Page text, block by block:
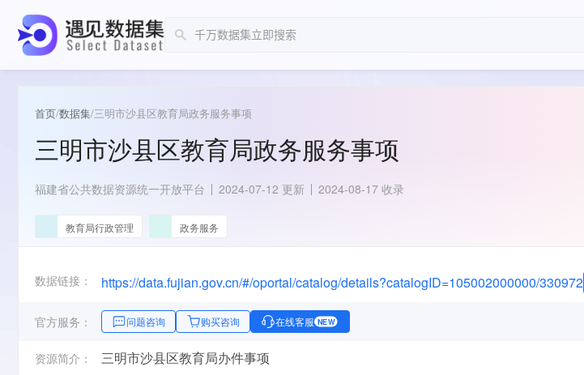
首页/数据集/三明市沙县区教育局政务服务事项
三明市沙县区教育局政务服务事项
福建省公共数据资源统一开放平台 2024-07-12 更新 2024-08-17 收录
教育局行政管理 政务服务
数据链接： https://data.fujian.gov.cn/#/oportal/catalog/details?catalogID=105002000000/330972
官方服务： 问题咨询 购买咨询 在线客服 NEW
资源简介： 三明市沙县区教育局办件事项